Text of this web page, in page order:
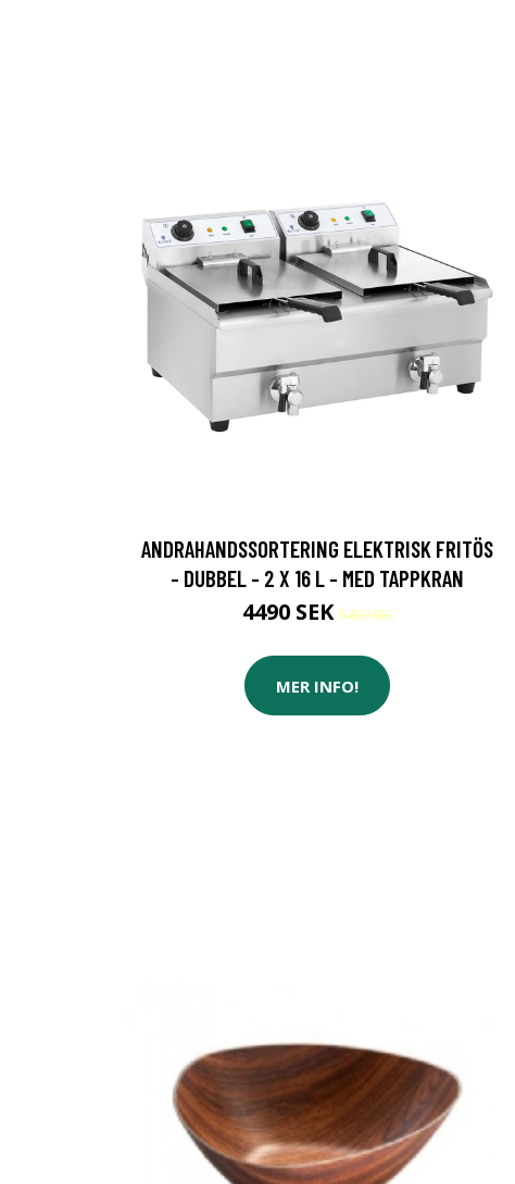
ANDRAHANDSSORTERING ELEKTRISK FRITÖS
- DUBBEL - 2 X 16 L - MED TAPPKRAN
4490 SEK5499 SEK
MER INFO!